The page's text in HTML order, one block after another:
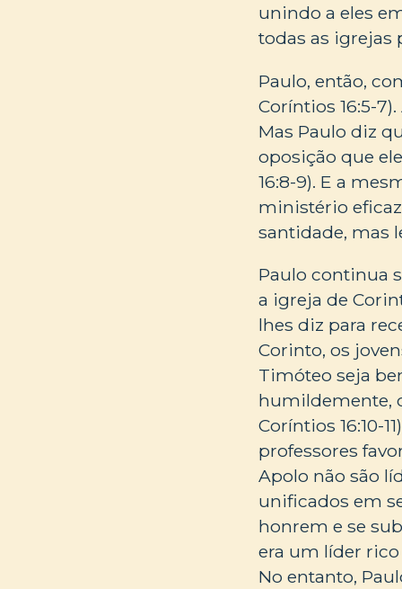
unindo a eles
todas as igrejas
Paulo, então,
Coríntios 16:5-
Mas Paulo diz
oposição que
16:8-9). E a
ministério
santidade, mas
Paulo continua
a igreja de
lhes diz para
Corinto, os
Timóteo seja
humildemente,
Coríntios 16:10-
professores
Apolo não são
unificados em
honrem e se
era um líder
No entanto,